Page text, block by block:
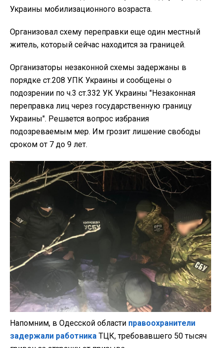
Украины мобилизационного возраста.
Организовал схему переправки еще один местный
житель, который сейчас находится за границей.
Организаторы незаконной схемы задержаны в
порядке ст.208 УПК Украины и сообщены о
подозрении по ч.3 ст.332 УК Украины "Незаконная
переправка лиц через государственную границу
Украины". Решается вопрос избрания
подозреваемым мер. Им грозит лишение свободы
сроком от 7 до 9 лет.
Напомним, в Одесской области правоохранители
задержали работника ТЦК, требовавшего 50 тысяч